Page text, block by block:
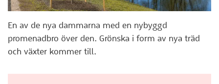
En av de nya dammarna med en nybyggd
promenadbro över den. Grönska i form av nya träd
och växter kommer till.